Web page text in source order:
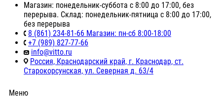
Магазин: понедельник-суббота с 8:00 до 17:00, без
перерыва. Склад: понедельник-пятница с 8:00 до 17:00,
без перерыва
8 (861) 234-81-66 Магазин: пн-сб 8:00-18:00
+7 (989) 827-77-66
info@vitto.ru
Россия, Краснодарский край, г. Краснодар, ст.
Старокорсунская, ул. Северная д. 63/4
Меню